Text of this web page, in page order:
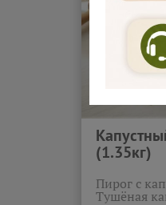
(1.35кг)
Пирог с
Тушёная